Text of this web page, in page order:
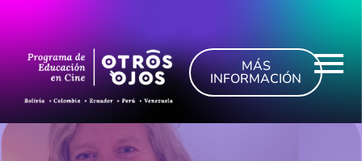
MÁS
INFORMACIÓN